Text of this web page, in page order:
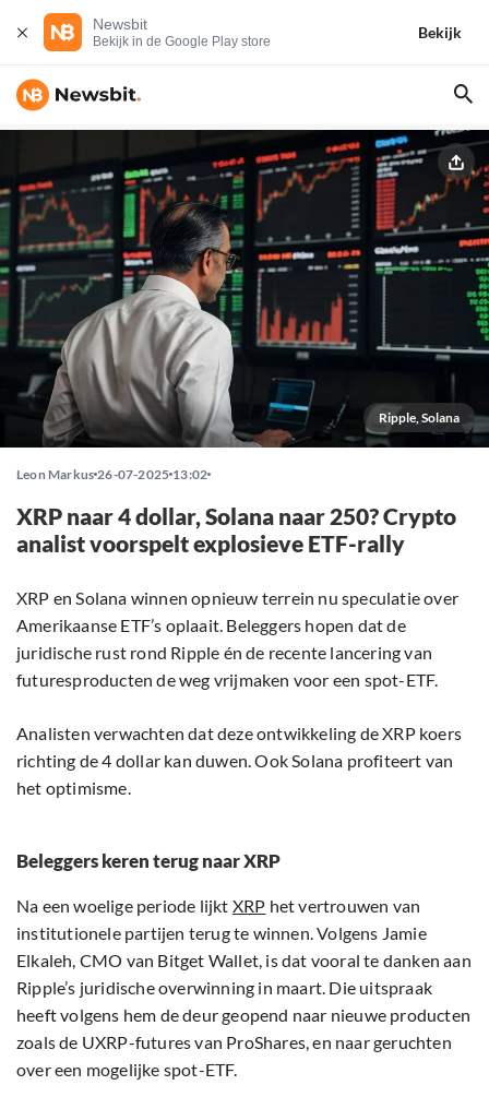
Newsbit
Bekijk in de Google Play store
Bekijk
Ripple, Solana
Leon Markus 26-07-2025 13:02
XRP naar 4 dollar, Solana naar 250? Crypto
analist voorspelt explosieve ETF-rally
XRP en Solana winnen opnieuw terrein nu speculatie over
Amerikaanse ETF’s oplaait. Beleggers hopen dat de
juridische rust rond Ripple én de recente lancering van
futuresproducten de weg vrijmaken voor een spot-ETF.
Analisten verwachten dat deze ontwikkeling de XRP koers
richting de 4 dollar kan duwen. Ook Solana profiteert van
het optimisme.
Beleggers keren terug naar XRP
Na een woelige periode lijkt XRP het vertrouwen van
institutionele partijen terug te winnen. Volgens Jamie
Elkaleh, CMO van Bitget Wallet, is dat vooral te danken aan
Ripple’s juridische overwinning in maart. Die uitspraak
heeft volgens hem de deur geopend naar nieuwe producten
zoals de UXRP-futures van ProShares, en naar geruchten
over een mogelijke spot-ETF.